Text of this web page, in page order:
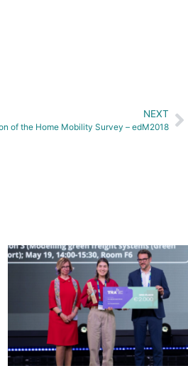
NEXT
of the Home Mobility Survey – edM2018